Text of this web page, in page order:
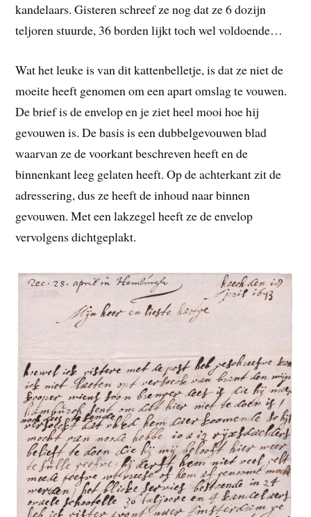
kandelaars. Gisteren schreef ze nog dat ze 6 dozijn
teljoren stuurde, 36 borden lijkt toch wel voldoende…
Wat het leuke is van dit kattenbelletje, is dat ze niet de
moeite heeft genomen om een apart omslag te vouwen.
De brief is de envelop en je ziet heel mooi hoe hij
gevouwen is. De basis is een dubbelgevouwen blad
waarvan ze de voorkant beschreven heeft en de
binnenkant leeg gelaten heeft. Op de achterkant zit de
adressering, dus ze heeft de inhoud naar binnen
gevouwen. Met een lakzegel heeft ze de envelop
vervolgens dichtgeplakt.